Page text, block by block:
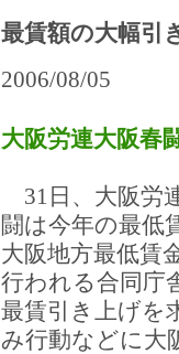
最賃額の大幅引
2006/08/05
大阪労連大阪春
31日、大阪労
闘は今年の最低
大阪地方最低賃
行われる合同庁
最賃引き上げを
み行動などに大